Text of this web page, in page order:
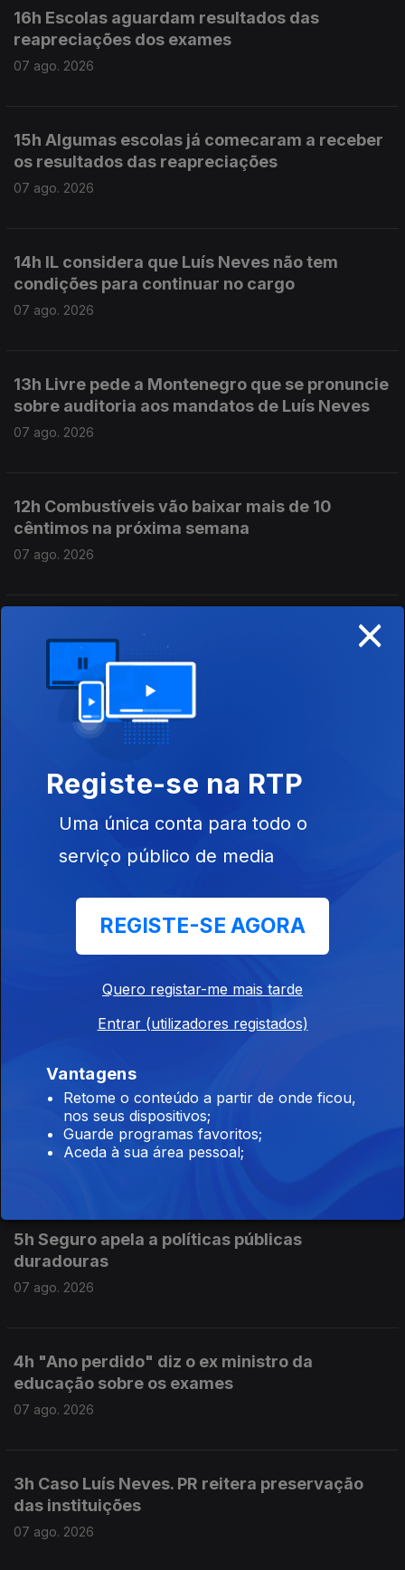
16h Escolas aguardam resultados das
reapreciações dos exames
07 ago. 2026
15h Algumas escolas já comecaram a receber
os resultados das reapreciações
07 ago. 2026
14h IL considera que Luís Neves não tem
condições para continuar no cargo
07 ago. 2026
13h Livre pede a Montenegro que se pronuncie
sobre auditoria aos mandatos de Luís Neves
07 ago. 2026
12h Combustíveis vão baixar mais de 10
cêntimos na próxima semana
07 ago. 2026
11h Candidaturas ao ensino superior subiram
quase 22% face ao ano passado
07 ago. 2026
superior
07 ago. 2026
governo
8h PS pede decisões ao Primeiro-Ministro no
caso Luís Neves
7h 7 mortos num tiroteio numa escola da
Tailândia
5h Seguro apela a políticas públicas
duradouras
07 ago. 2026
4h "Ano perdido" diz o ex ministro da
educação sobre os exames
07 ago. 2026
3h Caso Luís Neves. PR reitera preservação
das instituições
07 ago. 2026
×
Registe-se na RTP
Uma única conta para todo o
serviço público de media
REGISTE-SE AGORA
Quero registar-me mais tarde
Entrar (utilizadores registados)
Vantagens
Retome o conteúdo a partir de onde ficou,
nos seus dispositivos;
Guarde programas favoritos;
Aceda à sua área pessoal;